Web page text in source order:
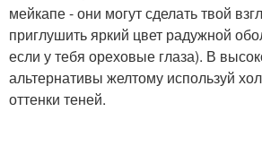
мейкапе - они могут сделать твой
приглушить яркий цвет радужной
если у тебя ореховые глаза). В
альтернативы желтому используй
оттенки теней.